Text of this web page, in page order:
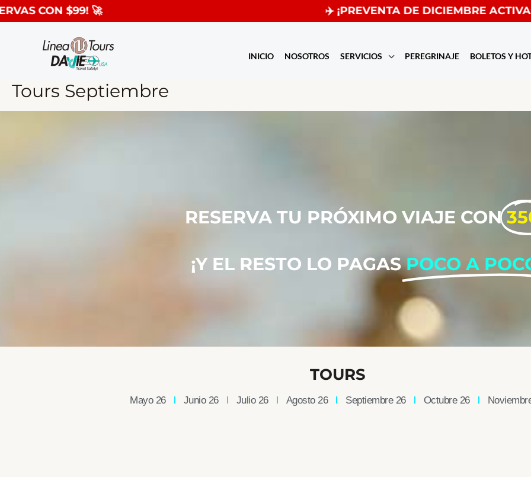
CON $99! 🚀 ✈️ ¡PREVENTA DE DICIEMBRE ACTIVA:
Ir
al
contenido
INICIO NOSOTROS SERVICIOS PEREGRINAJE BOLETOS Y
Tours Septiembre
RESERVA TU PRÓXIMO VIAJE CON
¡Y EL RESTO LO PAGAS POCO A
TOURS
Mayo 26 Junio 26 Julio 26 Agosto 26 Septiembre 26 Octubre 26